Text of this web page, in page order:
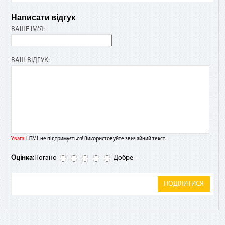
Написати відгук
ВАШЕ ІМ'Я:
ВАШ ВІДГУК:
Увага:HTML не підтримується! Використовуйте звичайний текст.
Оцінка:Погано Добре
ПОДІЛИТИСЯ